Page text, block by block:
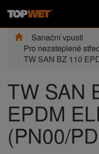
Sanační vpusti
Pro nezateplené
TW SAN BZ 110
TW SAN
EPDM
(PN00/